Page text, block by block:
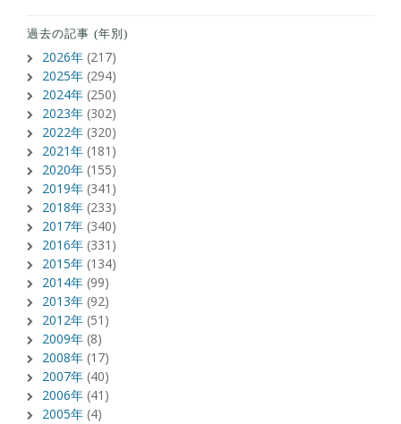
過去の記事 (年別)
2026年 (217)
2025年 (294)
2024年 (250)
2023年 (302)
2022年 (320)
2021年 (181)
2020年 (155)
2019年 (341)
2018年 (233)
2017年 (340)
2016年 (331)
2015年 (134)
2014年 (99)
2013年 (92)
2012年 (51)
2009年 (8)
2008年 (17)
2007年 (40)
2006年 (41)
2005年 (4)